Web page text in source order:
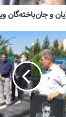
و جان‌باخته‌گان